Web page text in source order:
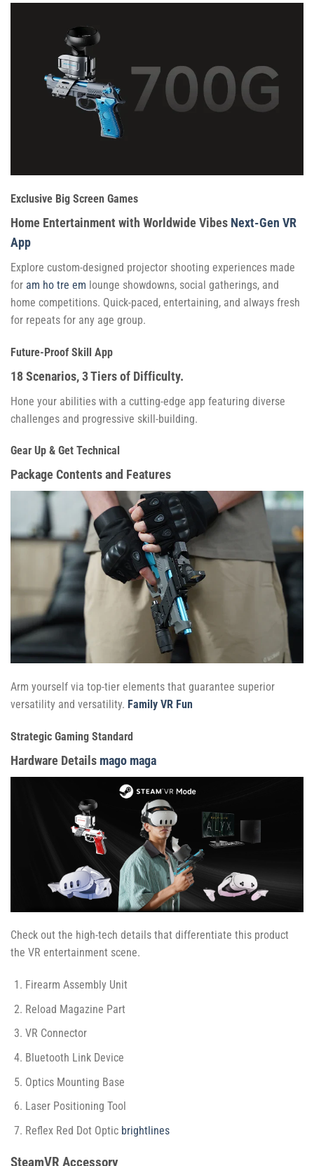
Exclusive Big Screen Games
Home Entertainment with Worldwide Vibes Next-Gen VR
App
Explore custom-designed projector shooting experiences made
for am ho tre em lounge showdowns, social gatherings, and
home competitions. Quick-paced, entertaining, and always fresh
for repeats for any age group.
Future-Proof Skill App
18 Scenarios, 3 Tiers of Difficulty.
Hone your abilities with a cutting-edge app featuring diverse
challenges and progressive skill-building.
Gear Up & Get Technical
Package Contents and Features
Arm yourself via top-tier elements that guarantee superior
versatility and versatility. Family VR Fun
Strategic Gaming Standard
Hardware Details mago maga
Check out the high-tech details that differentiate this product
the VR entertainment scene.
Firearm Assembly Unit
Reload Magazine Part
VR Connector
Bluetooth Link Device
Optics Mounting Base
Laser Positioning Tool
Reflex Red Dot Optic brightlines
SteamVR Accessory